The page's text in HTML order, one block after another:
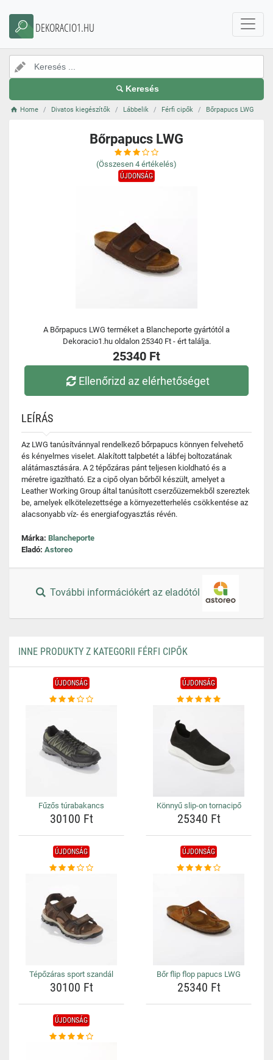
DEKORACIO1.HU
Keresés
Home Divatos kiegészítők Lábbelik Férfi cipők Bőrpapucs LWG
Bőrpapucs LWG
(Összesen 4 értékelés)
ÚJDONSÁG
A Bőrpapucs LWG terméket a Blancheporte gyártótól a
Dekoracio1.hu oldalon 25340 Ft - ért találja.
25340 Ft
Ellenőrizd az elérhetőséget
LEÍRÁS
Az LWG tanúsítvánnyal rendelkező bőrpapucs könnyen felvehető
és kényelmes viselet. Alakított talpbetét a lábfej boltozatának
alátámasztására. A 2 tépőzáras pánt teljesen kioldható és a
méretre igazítható. Ez a cipő olyan bőrből készült, amelyet a
Leather Working Group által tanúsított cserzőüzemekből szereztek
be, amelyek elkötelezettsége a környezetterhelés csökkentése az
alacsonyabb víz- és energiafogyasztás révén.
Márka: Blancheporte
Eladó: Astoreo
További információkért az eladótól
INNE PRODUKTY Z KATEGORII FÉRFI CIPŐK
ÚJDONSÁG
Fűzős túrabakancs
30100 Ft
ÚJDONSÁG
Könnyű slip-on tornacipő
25340 Ft
ÚJDONSÁG
Tépőzáras sport szandál
30100 Ft
ÚJDONSÁG
Bőr flip flop papucs LWG
25340 Ft
ÚJDONSÁG